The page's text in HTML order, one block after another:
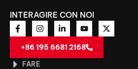
INTERAGIRE CON NOI
+86 195 6681 2168
FARE